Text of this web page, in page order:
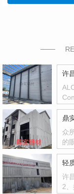
许
鼎
众
的
轻
许
2